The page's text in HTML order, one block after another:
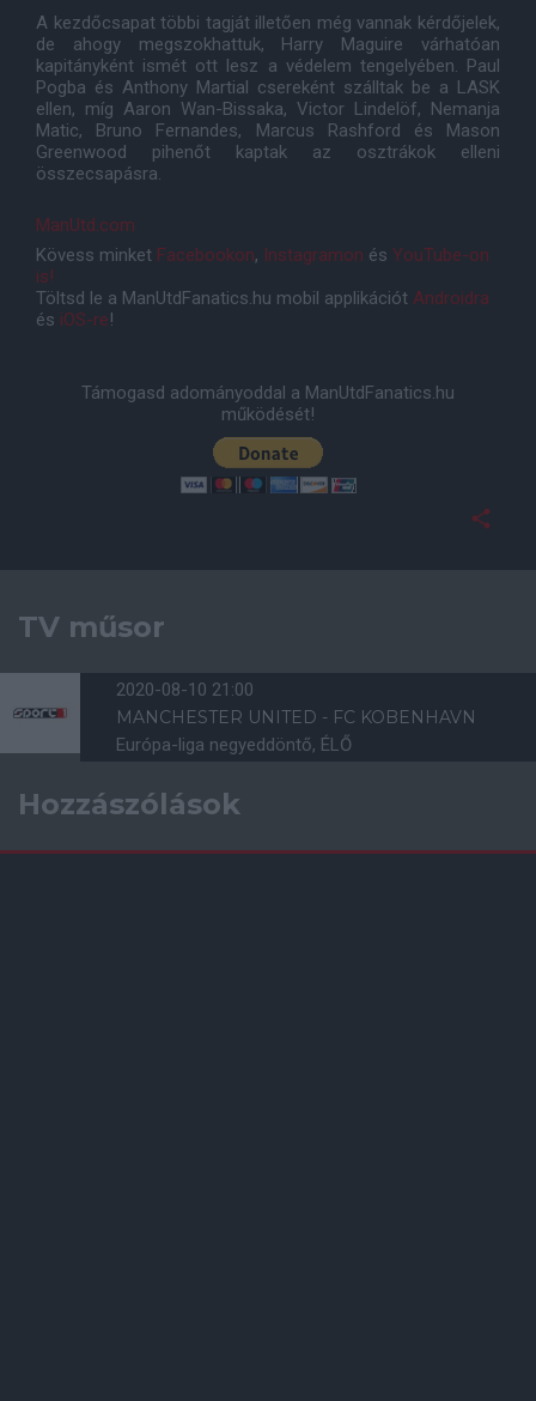
A kezdőcsapat többi tagját illetően még vannak kérdőjelek,
de ahogy megszokhattuk, Harry Maguire várhatóan
kapitányként ismét ott lesz a védelem tengelyében. Paul
Pogba és Anthony Martial csereként szálltak be a LASK
ellen, míg Aaron Wan-Bissaka, Victor Lindelöf, Nemanja
Matic, Bruno Fernandes, Marcus Rashford és Mason
Greenwood pihenőt kaptak az osztrákok elleni
összecsapásra.
ManUtd.com
Kövess minket Facebookon, Instagramon és YouTube-on
is!
Töltsd le a ManUtdFanatics.hu mobil applikációt Androidra
és iOS-re!
Támogasd adományoddal a ManUtdFanatics.hu
működését!
TV műsor
2020-08-10 21:00
MANCHESTER UNITED - FC KOBENHAVN
Európa-liga negyeddöntő, ÉLŐ
Hozzászólások